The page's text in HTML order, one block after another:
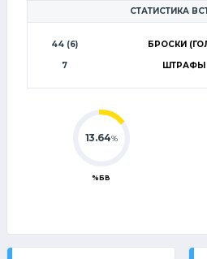
СТАТИСТИКА
44 (6) БРОСКИ
7
ШТРАФЫ
13.64%
%БВ